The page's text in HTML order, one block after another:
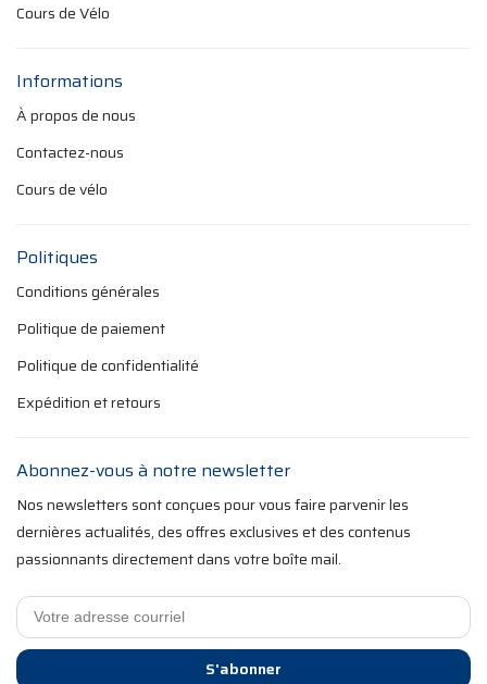
Cours de Vélo
Informations
À propos de nous
Contactez-nous
Cours de vélo
Politiques
Conditions générales
Politique de paiement
Politique de confidentialité
Expédition et retours
Abonnez-vous à notre newsletter
Nos newsletters sont conçues pour vous faire parvenir les
dernières actualités, des offres exclusives et des contenus
passionnants directement dans votre boîte mail.
S'abonner